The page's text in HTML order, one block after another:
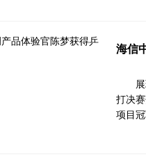
海信
打决
项目